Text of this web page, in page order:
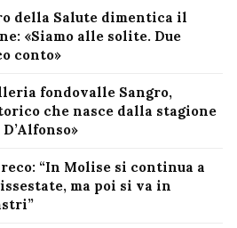
della Salute dimentica il
«Siamo alle solite. Due
conto»
fondovalle Sangro,
che nasce dalla stagione
“In Molise si continua a
ma poi si va in